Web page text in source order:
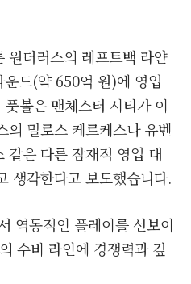
원더러스의 레프트백 라얀
드(약 650억 원)에 영입
볼은 맨체스터 시티가 이
의 밀로스 케르케스나 유벤
같은 다른 잠재적 영입 대
생각한다고 보도했습니다.
역동적인 플레이를 선보이
수비 라인에 경쟁력과 깊